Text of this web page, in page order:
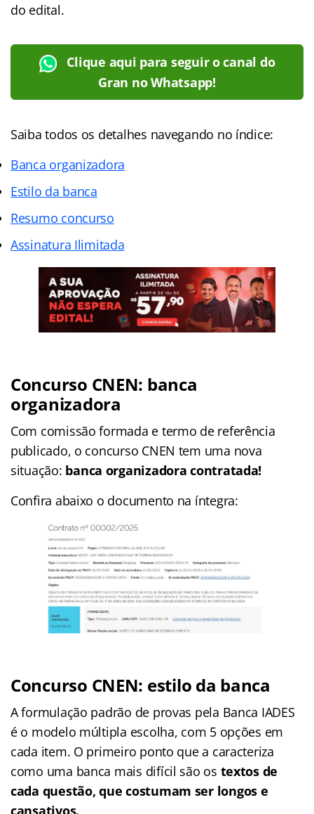
do edital.
Clique aqui para seguir o canal do
Gran no Whatsapp!
Saiba todos os detalhes navegando no índice:
Banca organizadora
Estilo da banca
Resumo concurso
Assinatura Ilimitada
Concurso CNEN: banca
organizadora
Com comissão formada e termo de referência
publicado, o concurso CNEN tem uma nova
situação: banca organizadora contratada!
Confira abaixo o documento na íntegra:
Concurso CNEN: estilo da banca
A formulação padrão de provas pela Banca IADES
é o modelo múltipla escolha, com 5 opções em
cada item. O primeiro ponto que a caracteriza
como uma banca mais difícil são os textos de
cada questão, que costumam ser longos e